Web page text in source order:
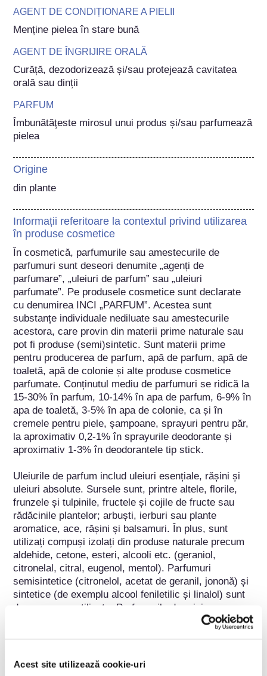
Acest site utilizează cookie-uri
AGENT DE CONDIȚIONARE A PIELII
Menține pielea în stare bună
AGENT DE ÎNGRIJIRE ORALĂ
Curăță, dezodorizează și/sau protejează cavitatea
orală sau dinții
PARFUM
Ȋmbunătăţeste mirosul unui produs și/sau parfumează
pielea
Origine
din plante
Informații referitoare la contextul privind utilizarea
în produse cosmetice
În cosmetică, parfumurile sau amestecurile de
parfumuri sunt deseori denumite „agenți de
parfumare”, „uleiuri de parfum” sau „uleiuri
parfumate”. Pe produsele cosmetice sunt declarate
cu denumirea INCI „PARFUM”. Acestea sunt
substanțe individuale nediluate sau amestecurile
acestora, care provin din materii prime naturale sau
pot fi produse (semi)sintetic. Sunt materii prime
pentru producerea de parfum, apă de parfum, apă de
toaletă, apă de colonie și alte produse cosmetice
parfumate. Conținutul mediu de parfumuri se ridică la
15-30% în parfum, 10-14% în apa de parfum, 6-9% în
apa de toaletă, 3-5% în apa de colonie, ca și în
cremele pentru piele, șampoane, sprayuri pentru păr,
la aproximativ 0,2-1% în sprayurile deodorante și
aproximativ 1-3% în deodorantele tip stick.
Uleiurile de parfum includ uleiuri esențiale, rășini și
uleiuri absolute. Sursele sunt, printre altele, florile,
frunzele și tulpinile, fructele și cojile de fructe sau
rădăcinile plantelor; arbuști, ierburi sau plante
aromatice, ace, rășini și balsamuri. În plus, sunt
utilizați compuși izolați din produse naturale precum
aldehide, cetone, esteri, alcooli etc. (geraniol,
citronelal, citral, eugenol, mentol). Parfumuri
semisintetice (citronelol, acetat de geranil, jononă) și
sintetice (de exemplu alcool feniletilic și linalol) sunt
de asemenea utilizate. Parfumurile de origine
animală, cum ar fi moscul și ambra, sunt rareori
Aparține următoarelor grupuri de substanțe